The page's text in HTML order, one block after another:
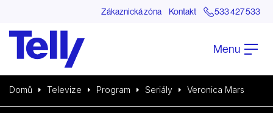
Zákaznická zóna Kontakt 533 427 533
Menu
Domů Televize Program Seriály Veronica Mars